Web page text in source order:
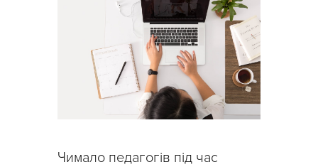
Чимало педагогів під час